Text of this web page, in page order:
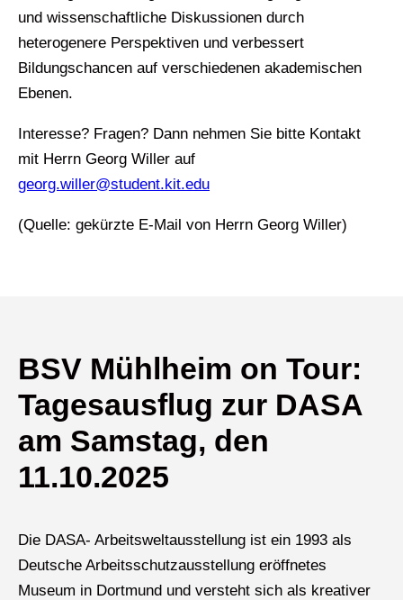
und wissenschaftliche Diskussionen durch
heterogenere Perspektiven und verbessert
Bildungschancen auf verschiedenen akademischen
Ebenen.
Interesse? Fragen? Dann nehmen Sie bitte Kontakt
mit Herrn Georg Willer auf
georg.willer@student.kit.edu
(Quelle: gekürzte E-Mail von Herrn Georg Willer)
BSV Mühlheim on Tour:
Tagesausflug zur DASA
am Samstag, den
11.10.2025
Die DASA- Arbeitsweltausstellung ist ein 1993 als
Deutsche Arbeitsschutzausstellung eröffnetes
Museum in Dortmund und versteht sich als kreativer